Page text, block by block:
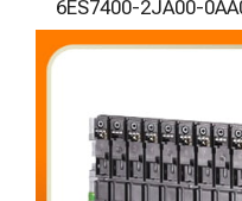
6ES7400-2JA00-